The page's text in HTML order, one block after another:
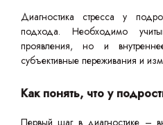
Диагностика стресса у
подхода. Необходимо
проявления, но и
субъективные переживания и
Как понять, что у